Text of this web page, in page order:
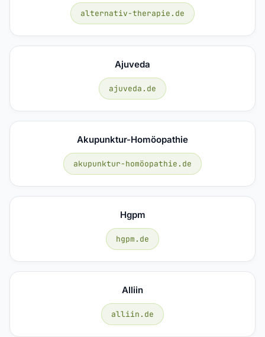
alternativ-therapie.de
Ajuveda
ajuveda.de
Akupunktur-Homöopathie
akupunktur-homöopathie.de
Hgpm
hgpm.de
Alliin
alliin.de